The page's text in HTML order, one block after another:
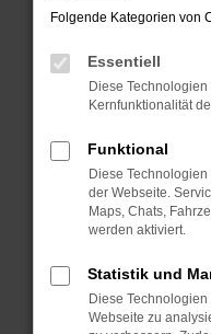
Prüfe deine
können das
verhindern.
anderen
Starte dein
Das kann
Probleme zu
Betriebssystem
sind.
Veraltete
Folgende Kategorien von
Essentiell
Diese
Kernfunktionalität
Funktional
Diese
der Webseite.
Maps, Chats,
werden aktiviert.
Statistik und
Diese
Webseite zu